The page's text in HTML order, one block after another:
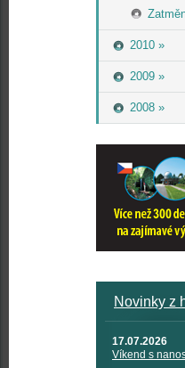
2010 »
2009 »
2008 »
Novinky z
17.07.2026
Víkend s